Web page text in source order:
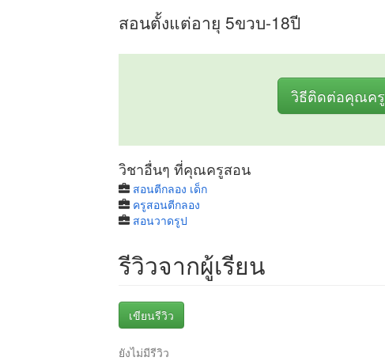
สอนตั้งแต่อายุ 5ขวบ-18ปี
วิธีติดต่อคุณครู
วิชาอื่นๆ ที่คุณครูสอน
สอนตีกลอง เด็ก
ครูสอนตีกลอง
สอนวาดรูป
รีวิวจากผู้เรียน
เขียนรีวิว
ยังไม่มีรีวิว